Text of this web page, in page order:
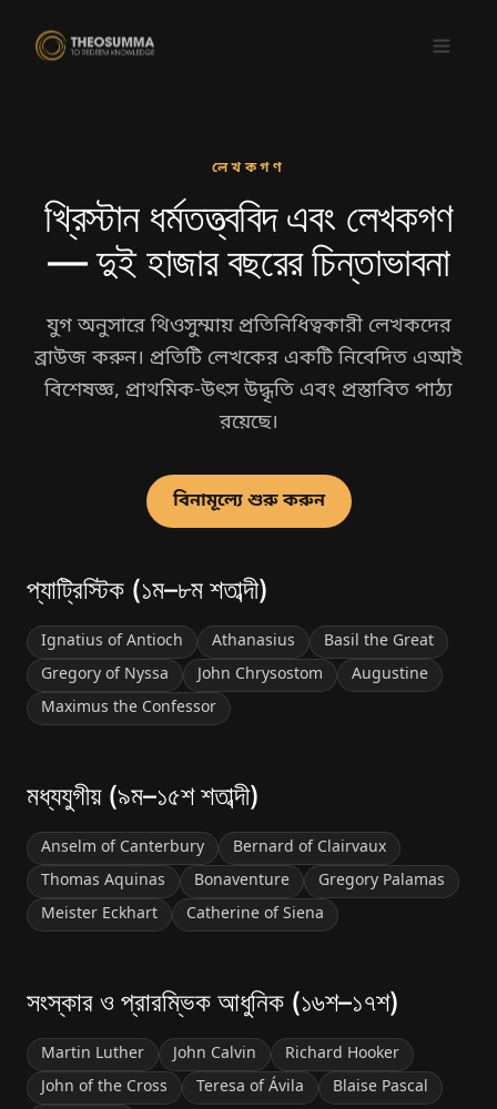
ডাউনলোড করুন
App Store
প্রাপ্য এখানে
Google Play
বা
লেখকগণ
খ্রিস্টান ধর্মতত্ত্ববিদ এবং লেখকগণ
— দুই হাজার বছরের চিন্তাভাবনা
যুগ অনুসারে থিওসুম্মায় প্রতিনিধিত্বকারী লেখকদের
ব্রাউজ করুন। প্রতিটি লেখকের একটি নিবেদিত এআই
বিশেষজ্ঞ, প্রাথমিক-উৎস উদ্ধৃতি এবং প্রস্তাবিত পাঠ্য
রয়েছে।
বিনামূল্যে শুরু করুন
প্যাট্রিস্টিক (১ম–৮ম শতাব্দী)
Ignatius of Antioch Athanasius
Basil the Great
Gregory of Nyssa
John Chrysostom
Augustine
Maximus the Confessor
মধ্যযুগীয় (৯ম–১৫শ শতাব্দী)
Anselm of Canterbury
Bernard of Clairvaux
Thomas Aquinas
Bonaventure
Gregory Palamas
Meister Eckhart
Catherine of Siena
সংস্কার ও প্রারম্ভিক আধুনিক (১৬শ–১৭শ)
Martin Luther John Calvin
Richard Hooker
John of the Cross
Teresa of Ávila
Blaise Pascal